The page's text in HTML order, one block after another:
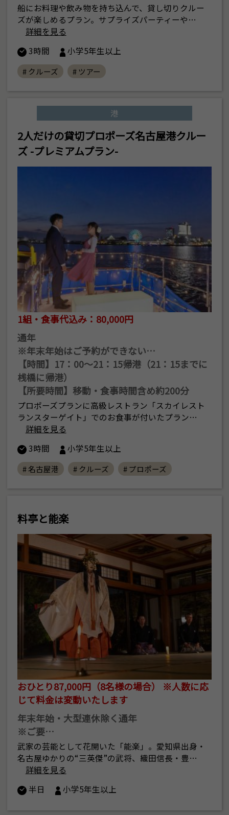
船にお料理や飲み物を持ち込んで、貸し切りクルー
ズが楽しめるプラン。サプライズパーティーや…
詳細を見る
3時間
小学5年生以上
# クルーズ # ツアー
港
2人だけの貸切プロポーズ名古屋港クルー
ズ -プレミアムプラン-
1組・食事代込み：80,000円
通年
※年末年始はご予約ができない…
【時間】17：00〜21：15帰港（21：15までに
桟橋に帰港）
【所要時間】移動・食事時間含め約200分
プロポーズプランに高級レストラン「スカイレスト
ランスターゲイト」でのお食事が付いたプラン…
詳細を見る
3時間
小学5年生以上
# 名古屋港 # クルーズ # プロポーズ
料亭と能楽
おひとり87,000円（8名様の場合） ※人数に応
じて料金は変動いたします
年末年始・大型連休除く通年
※ご要…
武家の芸能として花開いた「能楽」。愛知県出身・
名古屋ゆかりの“三英傑”の武将、織田信長・豊…
詳細を見る
半日
小学5年生以上